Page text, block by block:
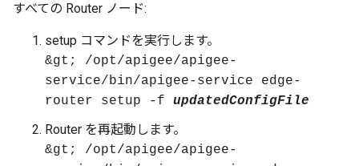
すべての Router ノード:
setup コマンドを実行します。
&gt; /opt/apigee/apigee-
service/bin/apigee-service edge-
router setup -f updatedConfigFile
Router を再起動します。
&gt; /opt/apigee/apigee-